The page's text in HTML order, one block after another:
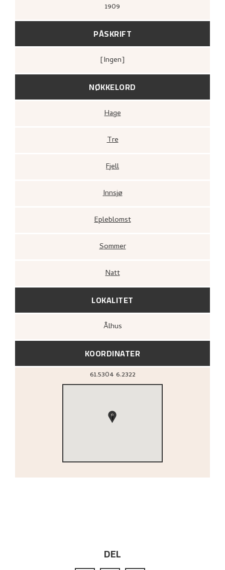
1909
PÅSKRIFT
[ingen]
NØKKELORD
Hage
Tre
Fjell
Innsjø
Epleblomst
Sommer
Natt
LOKALITET
Ålhus
KOORDINATER
61.5304 6.2322
1
DEL